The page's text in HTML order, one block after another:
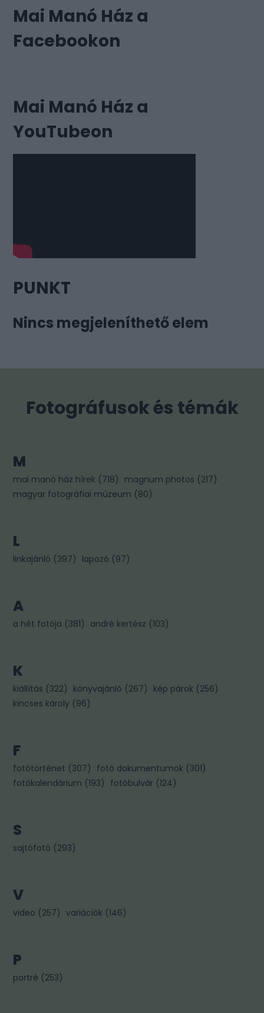
Mai Manó Ház a
Facebookon
Mai Manó Ház a
YouTubeon
PUNKT
Nincs megjeleníthető elem
Fotográfusok és témák
M
mai manó ház hírek (718) magnum photos (217)
magyar fotográfiai múzeum (80)
L
linkajánló (397) lapozó (97)
A
a hét fotója (381) andré kertész (103)
K
kiállítás (322) könyvajánló (267) kép párok (256)
kincses károly (96)
F
fotótörténet (307) fotó dokumentumok (301)
fotókalendárium (193) fotóbulvár (124)
S
sajtófotó (293)
V
video (257) variációk (146)
P
portré (253)